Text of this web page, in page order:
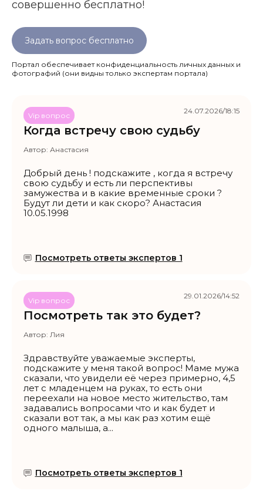
совершенно бесплатно!
Задать вопрос бесплатно
Портал обеспечивает конфиденциальность личных данных и
фотографий (они видны только экспертам портала)
Когда встречу свою судьбу
Vip вопрос
Автор: Анастасия
Добрый день ! подскажите , когда я встречу
свою судьбу и есть ли перспективы
замужества и в какие временные сроки ?
Будут ли дети и как скоро? Анастасия
10.05.1998
Посмотреть ответы экспертов 1
24.07.2026/18:15
Посмотреть так это будет?
Vip вопрос
Автор: Лия
Здравствуйте уважаемые эксперты,
подскажите у меня такой вопрос! Маме мужа
сказали, что увидели её через примерно, 4,5
лет с младенцем на руках, то есть они
переехали на новое место жительство, там
задавались вопросами что и как будет и
сказали вот так, а мы как раз хотим ещё
одного малыша, а...
Посмотреть ответы экспертов 1
29.01.2026/14:52